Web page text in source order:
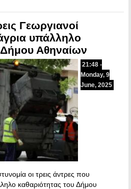
Γεωργιανοί
υπάλληλο
Δήμου Αθηναίων
21:48 -
Monday, 9
June, 2025
οι τρεις άντρες που
καθαριότητας του Δήμου